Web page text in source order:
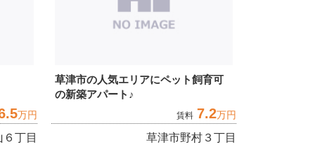
丁目
万円
草津市の人気エリアにペット飼育可
の新築アパート♪
草津市野村３丁目
賃料 7.2万円